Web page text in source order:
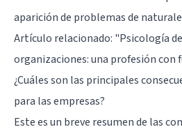
aparición de problemas de
Artículo relacionado: "Psicología
organizaciones: una profesión con
¿Cuáles son las principales
para las empresas?
Este es un breve resumen de las